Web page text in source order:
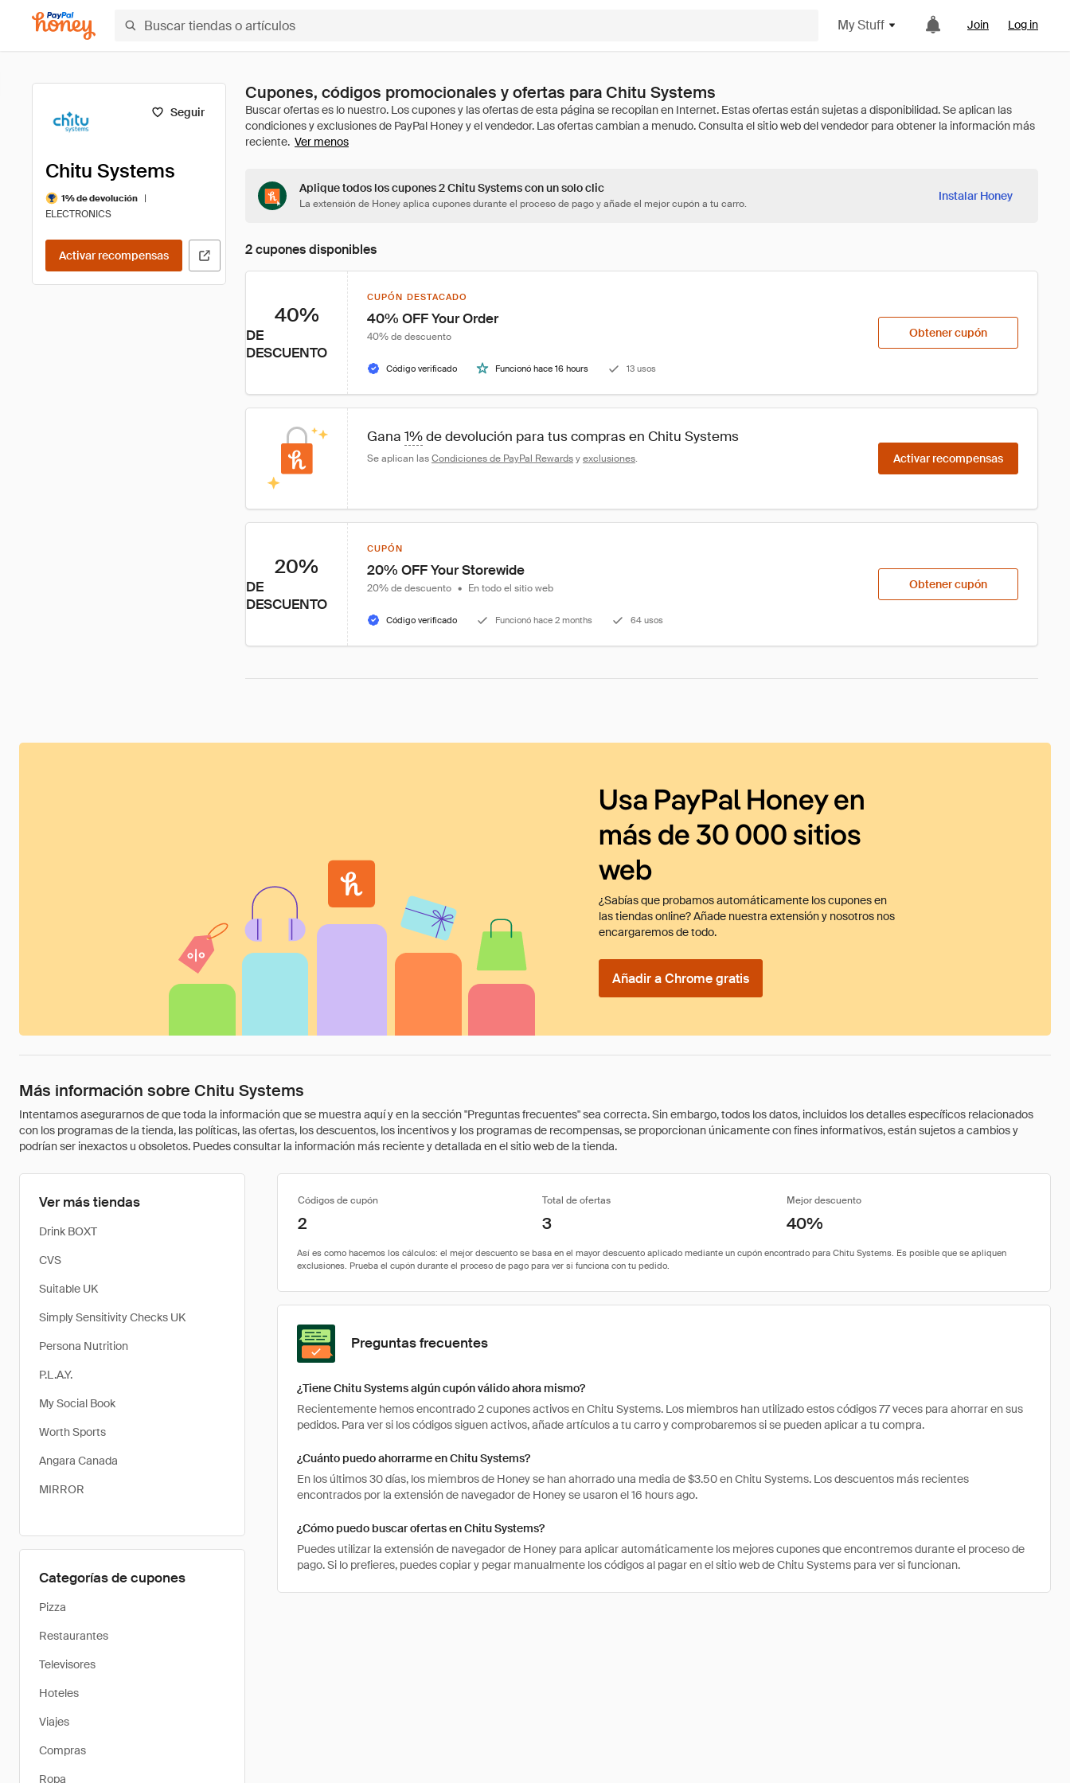
My Stuff Join Log in
Seguir
Chitu Systems
1% de devolución
|
ELECTRONICS
Activar recompensas
Cupones, códigos promocionales y ofertas para Chitu Systems
Ver menos
Aplique todos los cupones 2 Chitu Systems con un solo clic
La extensión de Honey aplica cupones durante el proceso de pago y añade el mejor cupón a tu carro.
Instalar Honey
2 cupones disponibles
40%
DE
DESCUENTO
CUPÓN DESTACADO
40% OFF Your Order
40% de descuento
Código verificado Funcionó hace 16 hours 13 usos
Obtener cupón
Gana 1% de devolución para tus compras en Chitu Systems
Se aplican las Condiciones de PayPal Rewards y exclusiones. Activar recompensas
20%
DE
DESCUENTO
CUPÓN
20% OFF Your Storewide
20% de descuento • En todo el sitio web
Código verificado Funcionó hace 2 months 64 usos
Obtener cupón
Usa PayPal Honey en
más de 30 000 sitios
web
¿Sabías que probamos automáticamente los cupones en
las tiendas online? Añade nuestra extensión y nosotros nos
encargaremos de todo.
Añadir a Chrome gratis
Más información sobre Chitu Systems
Intentamos asegurarnos de que toda la información que se muestra aquí y en la sección "Preguntas frecuentes" sea correcta. Sin embargo, todos los datos, incluidos los detalles específicos relacionados
con los programas de la tienda, las políticas, las ofertas, los descuentos, los incentivos y los programas de recompensas, se proporcionan únicamente con fines informativos, están sujetos a cambios y
podrían ser inexactos u obsoletos. Puedes consultar la información más reciente y detallada en el sitio web de la tienda.
Ver más tiendas
Drink BOXT
CVS
Suitable UK
Simply Sensitivity Checks UK
Persona Nutrition
P.L.A.Y.
My Social Book
Worth Sports
Angara Canada
MIRROR
Categorías de cupones
Pizza
Restaurantes
Televisores
Hoteles
Viajes
Compras
Ropa
Códigos de cupón Total de ofertas Mejor descuento
2 3 40%
Preguntas frecuentes
¿Tiene Chitu Systems algún cupón válido ahora mismo?
Recientemente hemos encontrado 2 cupones activos en Chitu Systems. Los miembros han utilizado estos códigos 77 veces para ahorrar en sus
pedidos. Para ver si los códigos siguen activos, añade artículos a tu carro y comprobaremos si se pueden aplicar a tu compra.
¿Cuánto puedo ahorrarme en Chitu Systems?
En los últimos 30 días, los miembros de Honey se han ahorrado una media de $3.50 en Chitu Systems. Los descuentos más recientes
encontrados por la extensión de navegador de Honey se usaron el 16 hours ago.
¿Cómo puedo buscar ofertas en Chitu Systems?
Puedes utilizar la extensión de navegador de Honey para aplicar automáticamente los mejores cupones que encontremos durante el proceso de
pago. Si lo prefieres, puedes copiar y pegar manualmente los códigos al pagar en el sitio web de Chitu Systems para ver si funcionan.